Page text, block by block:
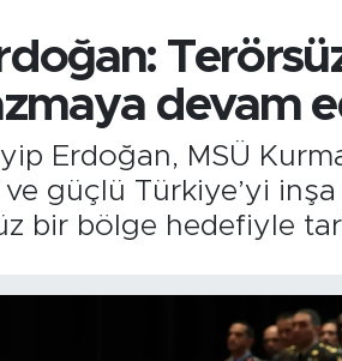
6862,09000
BİST100
devam
Erdoğan, MSÜ
güçlü Türkiye’yi
bir bölge hedefiyle